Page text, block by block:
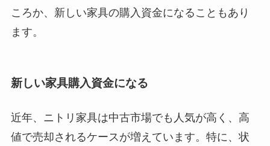
ころか、新しい家具の購入資金になることもあり
ます。
新しい家具購入資金になる
近年、ニトリ家具は中古市場でも人気が高く、高
値で売却されるケースが増えています。特に、状